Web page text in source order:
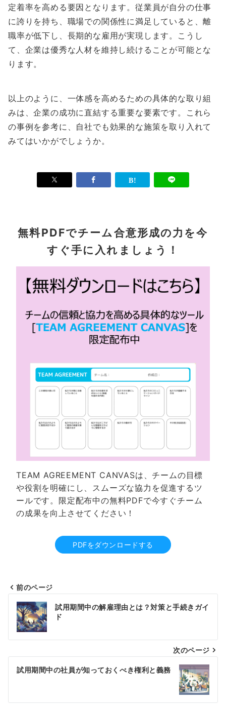
定着率を高める要因となります。従業員が自分の仕事
に誇りを持ち、職場での関係性に満足していると、離
職率が低下し、長期的な雇用が実現します。こうし
て、企業は優秀な人材を維持し続けることが可能とな
ります。
以上のように、一体感を高めるための具体的な取り組
みは、企業の成功に直結する重要な要素です。これら
の事例を参考に、自社でも効果的な施策を取り入れて
みてはいかがでしょうか。
無料PDFでチーム合意形成の力を今
すぐ手に入れましょう！
TEAM AGREEMENT CANVASは、チームの目標
や役割を明確にし、スムーズな協力を促進するツ
ールです。限定配布中の無料PDFで今すぐチーム
の成果を向上させてください！
PDFをダウンロードする
投
稿
ナ
ビ
ゲ
前のページ
試用期間中の解雇理由とは？対策と手続きガイ
ド
次のページ
試用期間中の社員が知っておくべき権利と義務